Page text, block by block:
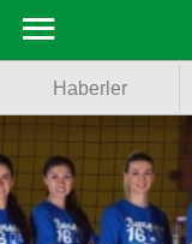
Fotoğraflar
Videolar
Basketbol
MENU
Haberler